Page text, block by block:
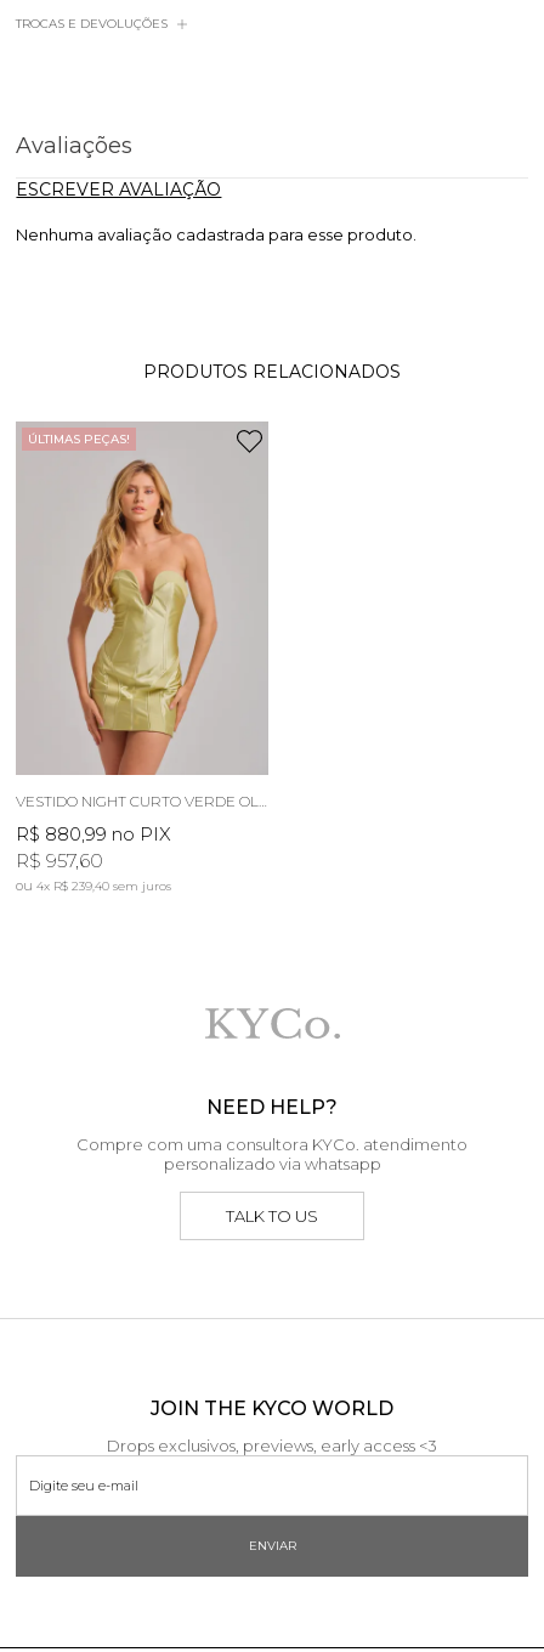
TROCAS E DEVOLUÇÕES
Avaliações
ESCREVER AVALIAÇÃO
Nenhuma avaliação cadastrada para esse produto.
PRODUTOS RELACIONADOS
ÚLTIMAS PEÇAS!
R$ 880,99 no PIX
R$ 957,60
4x R$ 239,40sem juros
NEED HELP?
Compre com uma consultora KYCo. atendimento
personalizado via whatsapp
TALK TO US
JOIN THE KYCO WORLD
Drops exclusivos, previews, early access <3
ENVIAR